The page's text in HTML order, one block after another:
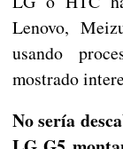
Lenovo,
usando
mostrado
No sería